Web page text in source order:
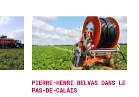
PIERRE-HENRI BELVAS DANS LE
PAS-DE-CALAIS